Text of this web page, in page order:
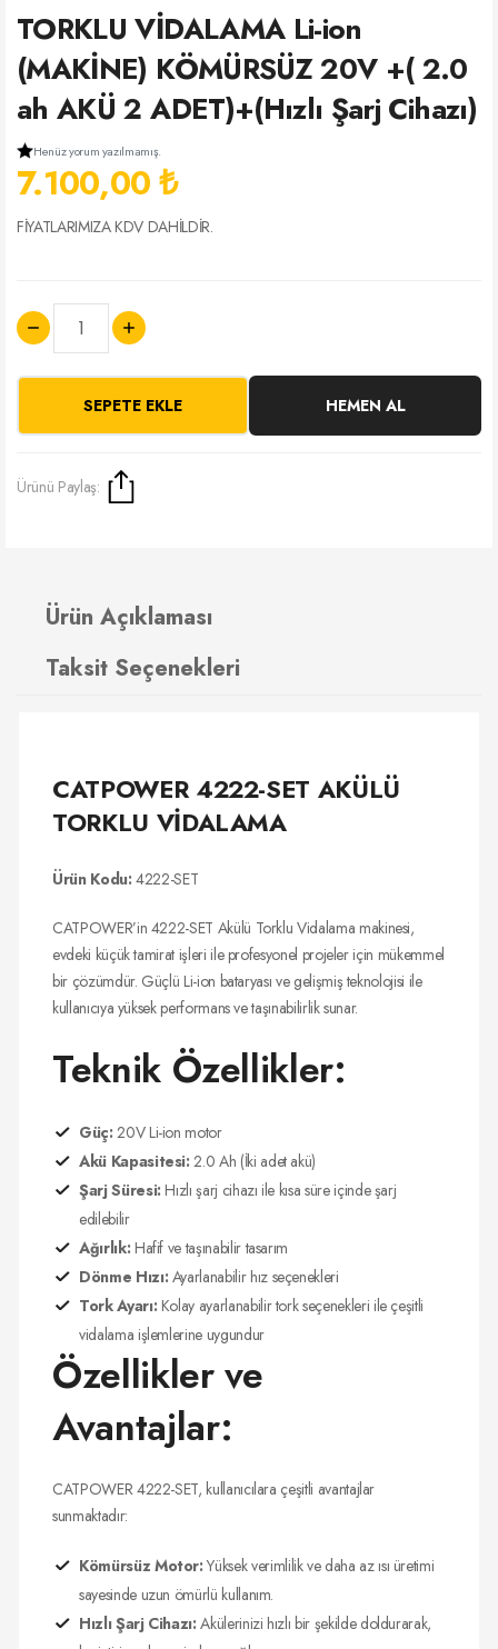
TORKLU VİDALAMA Li-ion
(MAKİNE) KÖMÜRSÜZ 20V +( 2.0
ah AKÜ 2 ADET)+(Hızlı Şarj Cihazı)
Henüz yorum yazılmamış.
7.100,00 ₺
FİYATLARIMIZA KDV DAHİLDİR.
SEPETE EKLE HEMEN AL
Ürünü Paylaş:
Ürün Açıklaması
Taksit Seçenekleri
CATPOWER 4222-SET AKÜLÜ
TORKLU VİDALAMA
Ürün Kodu: 4222-SET
CATPOWER’in 4222-SET Akülü Torklu Vidalama makinesi,
evdeki küçük tamirat işleri ile profesyonel projeler için mükemmel
bir çözümdür. Güçlü Li-ion bataryası ve gelişmiş teknolojisi ile
kullanıcıya yüksek performans ve taşınabilirlik sunar.
Teknik Özellikler:
Güç: 20V Li-ion motor
Akü Kapasitesi: 2.0 Ah (İki adet akü)
Şarj Süresi: Hızlı şarj cihazı ile kısa süre içinde şarj
edilebilir
Ağırlık: Hafif ve taşınabilir tasarım
Dönme Hızı: Ayarlanabilir hız seçenekleri
Tork Ayarı: Kolay ayarlanabilir tork seçenekleri ile çeşitli
vidalama işlemlerine uygundur
Özellikler ve
Avantajlar:
CATPOWER 4222-SET, kullanıcılara çeşitli avantajlar
sunmaktadır:
Kömürsüz Motor:Yüksek verimlilik ve daha az ısı üretimi
sayesinde uzun ömürlü kullanım.
Hızlı Şarj Cihazı: Akülerinizi hızlı bir şekilde doldurarak,